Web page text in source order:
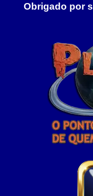
Obrigado por